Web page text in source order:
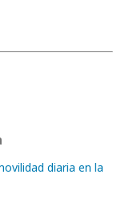
diaria en la